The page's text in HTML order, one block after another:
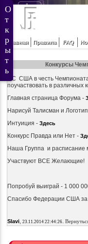
Главная Правила FAQ
Конкурсы
ФС США в честь
поучаствовать в различных
Главная страница Форума -
Нарисуй Талисман и
Интуиция - Здесь
Конкурс Правда или Нет -
Наша Группа и расписание
Участвуют ВСЕ Желающие!
Попробуй выиграй - 1 000
Спасибо Федерации США за
Slavi, 23.11.2014 22:44:26.